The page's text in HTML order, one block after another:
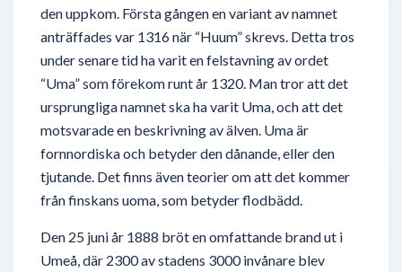
den uppkom. Första gången en variant av namnet
anträffades var 1316 när “Huum” skrevs. Detta tros
under senare tid ha varit en felstavning av ordet
“Uma” som förekom runt år 1320. Man tror att det
ursprungliga namnet ska ha varit Uma, och att det
motsvarade en beskrivning av älven. Uma är
fornnordiska och betyder den dånande, eller den
tjutande. Det finns även teorier om att det kommer
från finskans uoma, som betyder flodbädd.
Den 25 juni år 1888 bröt en omfattande brand ut i
Umeå, där 2300 av stadens 3000 invånare blev